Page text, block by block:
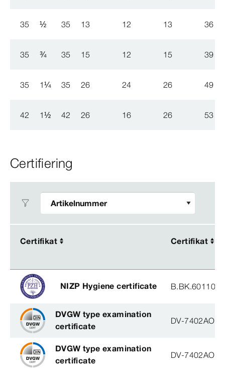
35 ½ 35 13 12 13 36
35 ¾ 35 15 12 15 39
35 1¼ 35 26 24 26 49
42 1½ 42 26 16 26 53
Certifiering
Certifikat Certifikat
Certifikat Certifikat
NIZP Hygiene certificate
DVGW type examination
certificate
DV-
DVGW type examination
certificate
DV-